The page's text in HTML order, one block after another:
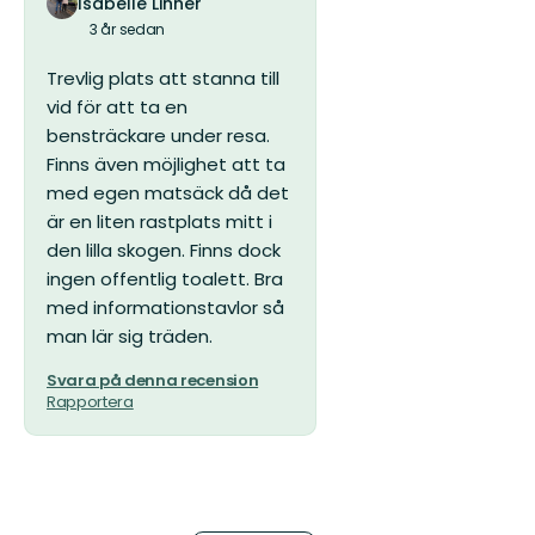
3 år sedan
Trevlig plats att stanna till
vid för att ta en
bensträckare under resa.
Finns även möjlighet att ta
med egen matsäck då det
är en liten rastplats mitt i
den lilla skogen. Finns dock
ingen offentlig toalett. Bra
med informationstavlor så
man lär sig träden.
Svara på denna recension
Rapportera